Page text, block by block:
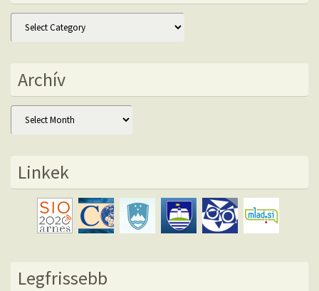
Kategóriák
Archív
Archív
Linkek
Legfrissebb